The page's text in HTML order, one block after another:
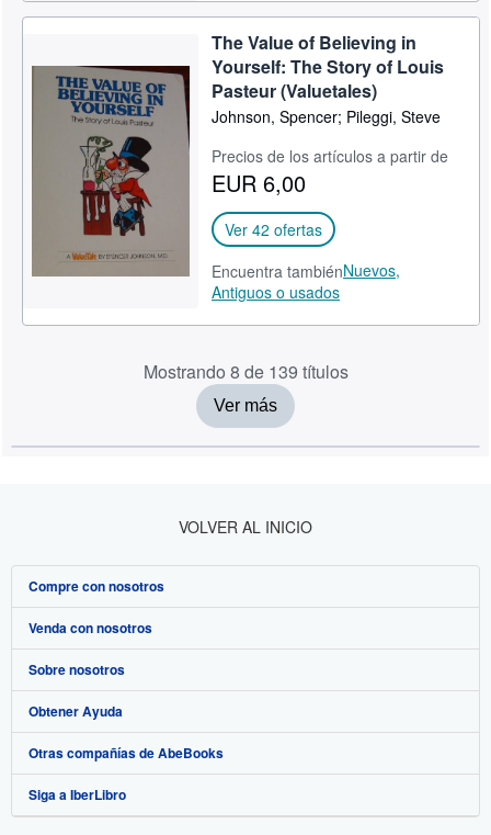
The Value of Believing in
Yourself: The Story of Louis
Pasteur (Valuetales)
Johnson, Spencer; Pileggi, Steve
Precios de los artículos a partir de
EUR 6,00
Ver 42 ofertas
Encuentra tambiénNuevos,
Antiguos o usados
Mostrando 8 de 139 títulos
Ver más
VOLVER AL INICIO
Compre con nosotros
Búsqueda avanzada
Colecciones
Mi cuenta
Mis pedidos
Ver carrito
Venda con nosotros
Comenzar a vender
Únase a nuestro programa de afiliados
Recomiende un vendedor
Sobre nosotros
Sobre IberLibro
Medios
Empleo
Obtener Ayuda
Preguntas frecuentes y guías
Atención al Cliente
Otras compañías de AbeBooks
AbeBooks.com
Siga a IberLibro